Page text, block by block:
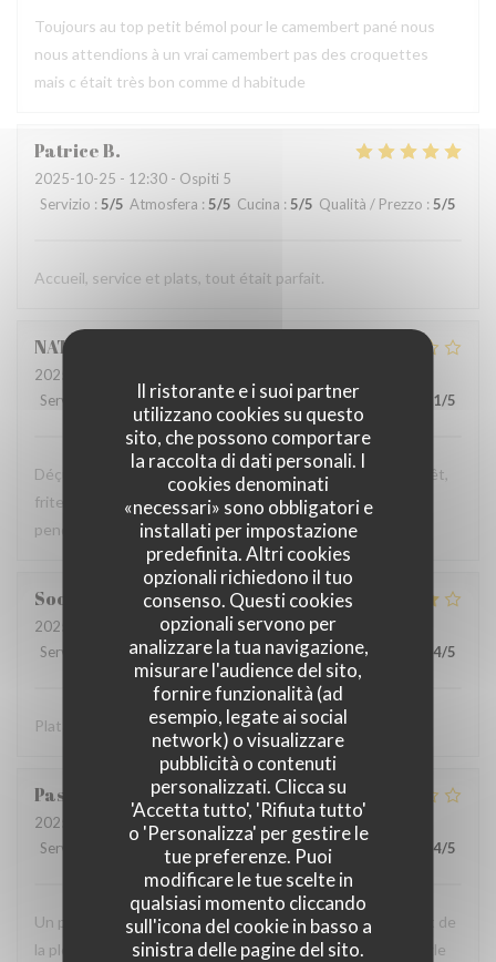
Il ristorante e i suoi partner
utilizzano cookies su questo
sito, che possono comportare
la raccolta di dati personali. I
cookies denominati
«necessari» sono obbligatori e
installati per impostazione
predefinita. Altri cookies
opzionali richiedono il tuo
consenso. Questi cookies
opzionali servono per
analizzare la tua navigazione,
misurare l'audience del sito,
fornire funzionalità (ad
esempio, legate ai social
network) o visualizzare
pubblicità o contenuti
personalizzati. Clicca su
'Accetta tutto', 'Rifiuta tutto'
o 'Personalizza' per gestire le
tue preferenze. Puoi
modificare le tue scelte in
qualsiasi momento cliccando
sull'icona del cookie in basso a
sinistra delle pagine del sito.
Toujours au top petit bémol pour le camembert pané nous
nous attendions à un vrai camembert pas des croquettes
mais c était très bon comme d habitude
PatriceB
2025-10-25 - 12:30 - Ospiti 5
Servizio : 5/5 Atmosfera : 5/5 Cucina : 5/5 Qualità / Prezzo : 5/5
Accueil, service et plats, tout était parfait.
NATHALIE
2025-10-25
Servizio
Atmosfera :3/5 Cucina:1/5 Qualità / Prezzo 1/5
Déçu, assiette de charcuterie industrielle donc sans intérêt,
frites surgelées sans goût comme la viande, on a eu froid
pendant tout le repas
Soo-Man
2025-10-26
- 13:15 - Ospiti 3
Servizio
Atmosfera:4 /5 Cucina:4/5 Qualità / Prezzo 4/5
Plats copieux et bons
Pascal
2025-10-26
- 12:30 - Ospiti 2
Servizio
Atmosfera /5 Cucina 4/5 Qualità / Prezzo 4/5
Un peu déçu de ne pas avoir eu de moules, alors qu'il s'agit de
la pleine saison. Je me suis fié aux commentaires sur Google